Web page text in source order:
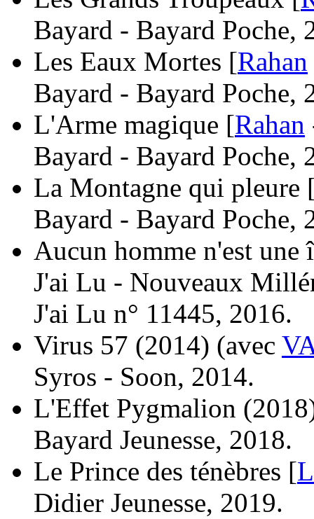
Bayard - Bayard Poche,
Les Eaux Mortes [Rahan
Bayard - Bayard Poche,
L'Arme magique [Rahan
Bayard - Bayard Poche,
La Montagne qui pleure
Bayard - Bayard Poche,
Aucun homme n'est une
J'ai Lu - Nouveaux
J'ai Lu n° 11445, 2016.
Virus 57 (2014) (avec
Syros - Soon, 2014.
L'Effet Pygmalion
Bayard Jeunesse, 2018.
Le Prince des ténèbres [
Didier Jeunesse, 2019.